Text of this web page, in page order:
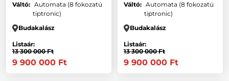
Váltó: Automata (8 fokozatú
tiptronic)
Budakalász
Listaár:
13 300 000 Ft
9 900 000 Ft
Váltó: Automata (8 fokozatú
tiptronic)
Budakalász
Listaár:
13 300 000 Ft
9 900 000 Ft